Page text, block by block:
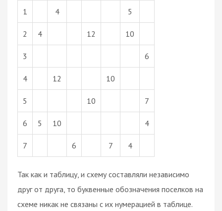
1 4 5
2 4 12 10
3 6
4 12 10
5 10 7
6 5 10 4
7 6 7 4
Так как и таблицу, и схему составляли независимо
друг от друга, то буквенные обозначения поселков на
схеме никак не связаны с их нумерацией в таблице.